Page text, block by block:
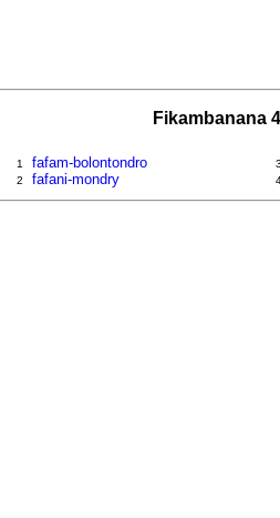
Fikambanana
1 fafam-bolontondro
2 fafani-mondry